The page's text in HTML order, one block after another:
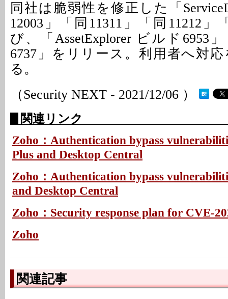
同社は脆弱性を修正した「
12003」「同11311」「同11212」
び、「AssetExplorer ビルド6953
6737」をリリース。利用者へ対
る。
（Security NEXT - 2021/12/06 ）
関連リンク
Zoho：Authentication bypass
Plus and Desktop Central
Zoho：Authentication bypass
and Desktop Central
Zoho：Security response plan for CVE-
Zoho
関連記事